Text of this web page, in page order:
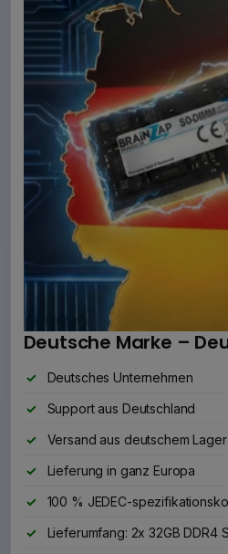
Deutsche Marke –
Deutsches Unternehmen
Support aus Deutschland
Versand aus deutschem Lager
Lieferung in ganz Europa
100 % JEDEC-
Lieferumfang: 2x 32GB DDR4